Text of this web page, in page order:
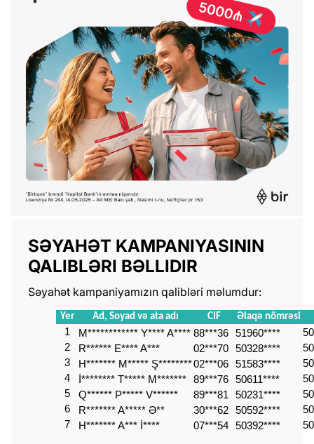
SƏYAHƏT KAMPANIYASININ
QALIBLƏRI BƏLLIDIR
Səyahət kampaniyamızın qalibləri məlumdur:
Yer Ad, Soyad və ata adı CIF Əlaqə nömrəsi
1 M************ Y**** A**** 88***36 51960****
2
R****** E**** A*** 02***70 50328****
3
H******* M***** Ş********02***06 51583****
4
İ******** T***** M******* 89***76 50611****
5
Q****** P***** V****** 89***81 50231****
6
R******* A***** Ə** 30***62 50592****
7
H******* A*** İ**** 07***54 50392****